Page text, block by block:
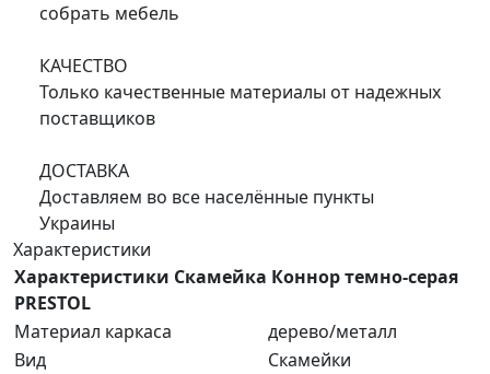
собрать мебель
КАЧЕСТВО
Только качественные материалы от надежных
поставщиков
ДОСТАВКА
Доставляем во все населённые пункты
Украины
Характеристики
Характеристики Скамейка Коннор темно-серая
PRESTOL
Материал каркаса
дерево/металл
Вид
Скамейки